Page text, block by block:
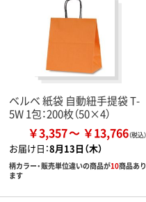
ベルベ 紙袋 自動紐手提袋 T-
5W 1包：200枚（50×4）
￥3,357 ￥13,766
お届け日：8月13日（木）
柄カラー・販売単位違いの商品が10商品あり
ます